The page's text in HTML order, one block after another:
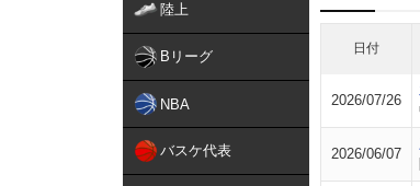
陸上
Bリーグ
NBA
バスケ代表
日付
2026/07/26
2026/06/07